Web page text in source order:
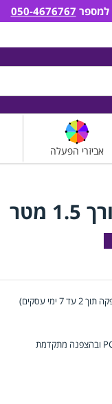
אביזרי הפעלה
למספר 050-4676767